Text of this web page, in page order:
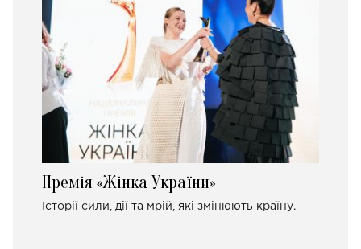
Премія «Жінка України»
Історії сили, дії та мрій, які змінюють країну.